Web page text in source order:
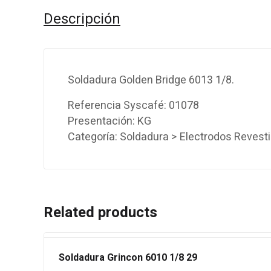
Descripción
Soldadura Golden Bridge 6013 1/8.
Referencia Syscafé: 01078
Presentación: KG
Categoría: Soldadura > Electrodos
Related products
Soldadura Grincon 6010 1/8 29